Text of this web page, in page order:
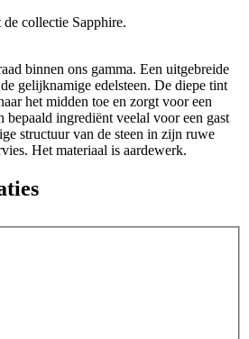
collectie Sapphire.
binnen ons gamma. Een uitgebreide
gelijknamige edelsteen. De diepe tint
het midden toe en zorgt voor een
bepaald ingrediënt veelal voor een gast
structuur van de steen in zijn ruwe
Het materiaal is aardewerk.